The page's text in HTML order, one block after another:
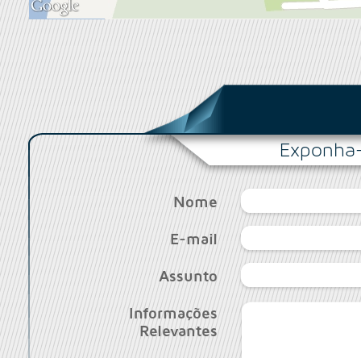
Nome
E-mail
Assunto
Informações
Relevantes